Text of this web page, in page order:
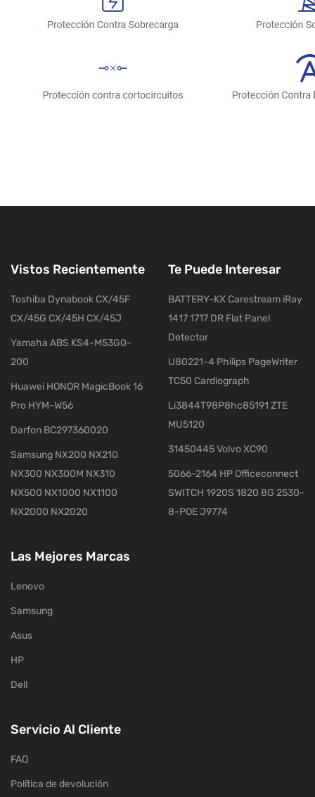
Vistos Recientemente
Toshiba Dynabook CX/45F
CX/45G CX/45H CX/45J
Yamaha ABS KS4-M53G0-
200
Huawei HONOR MagicBook 16
Pro HYM-W56
Darfon BC297360020
Samsung NX200 NX210
NX300 NX300M NX310
NX500 NX1000 NX1100
NX2000 NX2020
Te Puede Interesar
BATTERY-KX Carestream iRay
1417 1717 DR Flat Panel
Detector
U80221-4 Philips PageWriter
TC50 Cardiograph
Li3844T98P8hc85191 ZTE
MU5120
31450445 Volvo XC90
5066-2164 HP Officeconnect
SWITCH 1920S 1820 8G 2530-
8-POE J9774
Las Mejores Marcas
Lenovo
Samsung
Asus
HP
Dell
Servicio Al Cliente
FAQ
Política de devolución